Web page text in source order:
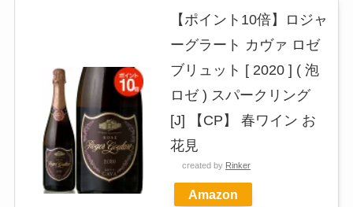
【ポイント10倍】ロジャ
ーグラート カヴァ ロゼ
ブリュット [ 2020 ] ( 泡
ロゼ ) スパークリング
[J] 【CP】 春ワイン お
花見
created by Rinker
Amazon